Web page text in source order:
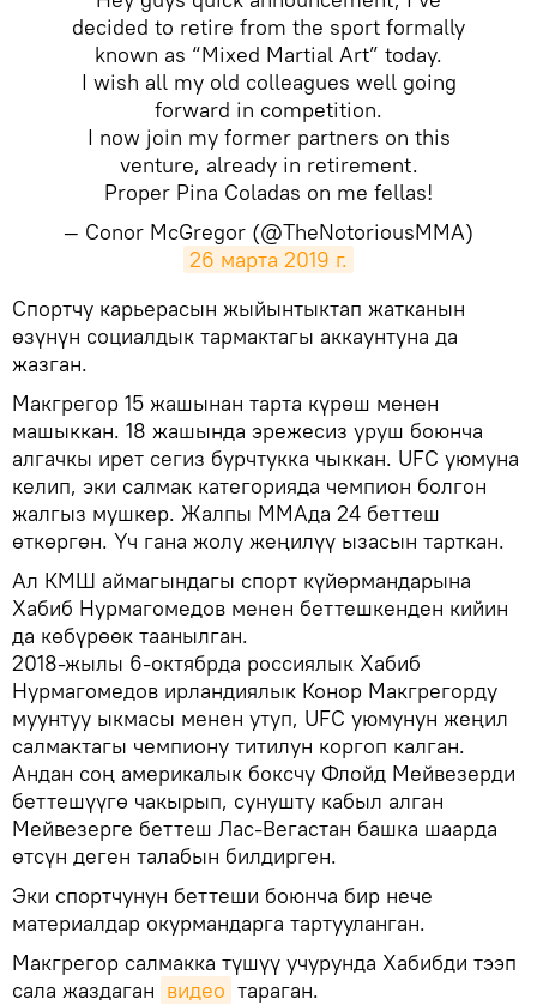
decided to retire from the sport formally
known as “Mixed Martial Art” today.
I wish all my old colleagues well going
forward in competition.
I now join my former partners on this
venture, already in retirement.
Proper Pina Coladas on me fellas!
— Conor McGregor (@TheNotoriousMMA)
26 марта 2019 г.
​Спортчу карьерасын жыйынтыктап жатканын
өзүнүн социалдык тармактагы аккаунтуна да
жазган.
Макгрегор 15 жашынан тарта күрөш менен
машыккан. 18 жашында эрежесиз уруш боюнча
алгачкы ирет сегиз бурчтукка чыккан. UFC уюмуна
келип, эки салмак категорияда чемпион болгон
жалгыз мушкер. Жалпы ММАда 24 беттеш
өткөргөн. Үч гана жолу жеңилүү ызасын тарткан.
Ал КМШ аймагындагы спорт күйөрмандарына
Хабиб Нурмагомедов менен беттешкенден кийин
да көбүрөөк таанылган.
2018-жылы 6-октябрда россиялык Хабиб
Нурмагомедов ирландиялык Конор Макгрегорду
муунтуу ыкмасы менен утуп, UFC уюмунун жеңил
салмактагы чемпиону титилун коргоп калган.
Андан соң америкалык боксчу Флойд Мейвезерди
беттешүүгө чакырып, сунушту кабыл алган
Мейвезерге беттеш Лас-Вегастан башка шаарда
өтсүн деген талабын билдирген.
Эки спортчунун беттеши боюнча бир нече
материалдар окурмандарга тартууланган.
Макгрегор салмакка түшүү учурунда Хабибди тээп
сала жаздаган видео тараган.